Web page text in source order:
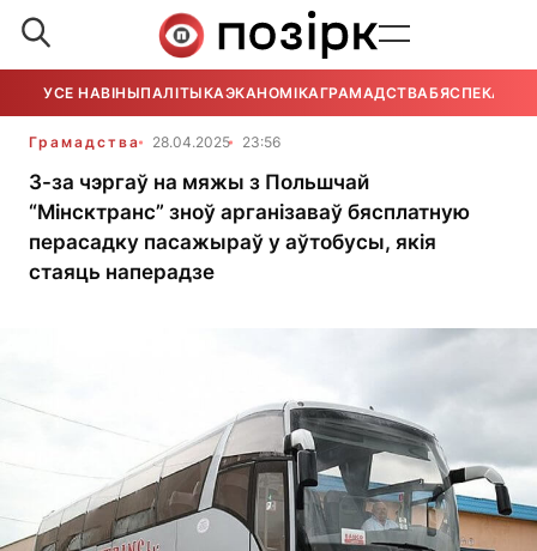
УСЕ НАВІНЫПАЛІТЫКАЭКАНОМІКАГРАМАДСТВАБЯСПЕКА
Грамадства 28.04.2025 23:56
З-за чэргаў на мяжы з Польшчай
“Мінсктранс” зноў арганізаваў бясплатную
перасадку пасажыраў у аўтобусы, якія
стаяць наперадзе